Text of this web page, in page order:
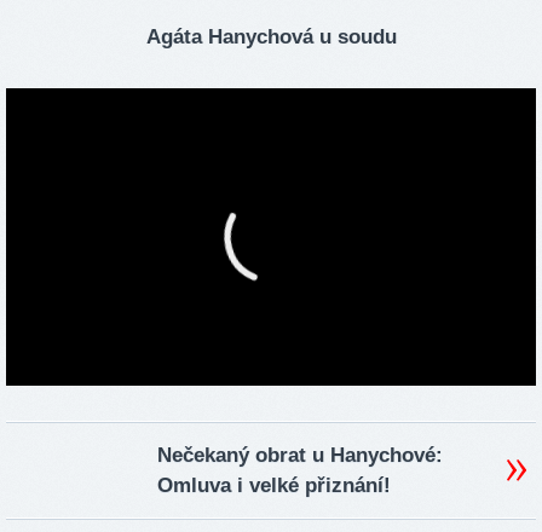
Agáta Hanychová u soudu
Nečekaný obrat u Hanychové:
Omluva i velké přiznání!